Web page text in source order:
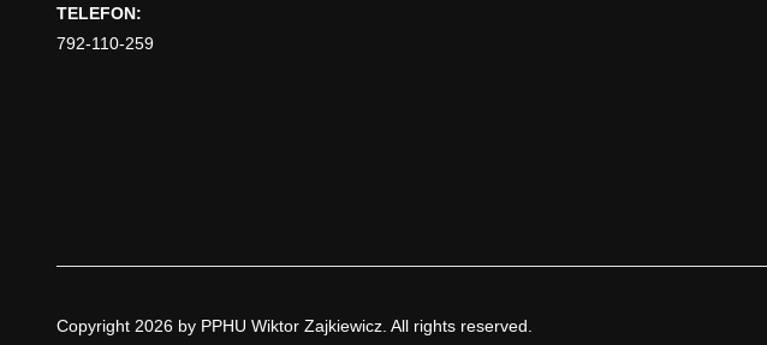
TELEFON:
792-110-259
Copyright 2026 by PPHU Wiktor Zajkiewicz. All rights reserved.